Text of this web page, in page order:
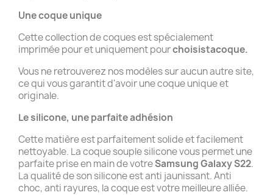
Une coque unique
Cette collection de coques est spécialement
imprimée pour et uniquement pourchoisistacoque.
Vous ne retrouverez nos modèles sur aucun autre site,
ce qui vous garantit d'avoir une coque unique et
originale.
Le silicone, une parfaite adhésion
Cette matière est parfaitement solide et facilement
nettoyable. La coque souple silicone vous permet une
parfaite prise en main de votreSamsung Galaxy S22.
La qualité de son silicone est anti jaunissant. Anti
choc, anti rayures, la coque est votre meilleure alliée.